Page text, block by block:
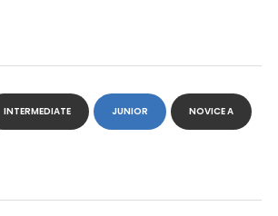
INTERMEDIATE JUNIOR NOVICE A